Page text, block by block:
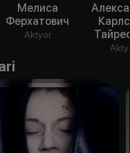
Мелиса
Ферхатович
Aktyor